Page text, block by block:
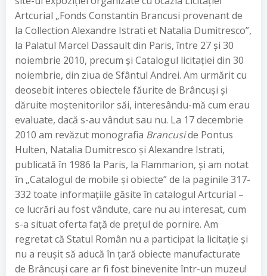
Artcurial „Fonds Constantin Brancusi provenant de
la Collection Alexandre Istrati et Natalia Dumitresco”,
la Palatul Marcel Dassault din Paris, între 27 și 30
noiembrie 2010, precum și Catalogul licitației din 30
noiembrie, din ziua de Sfântul Andrei. Am urmărit cu
deosebit interes obiectele făurite de Brâncuși și
dăruite moștenitorilor săi, interesându-mă cum erau
evaluate, dacă s-au vândut sau nu. La 17 decembrie
2010 am revăzut monografia Brancuside Pontus
Hulten, Natalia Dumitresco și Alexandre Istrati,
publicată în 1986 la Paris, la Flammarion, și am notat
în „Catalogul de mobile și obiecte” de la paginile 317-
332 toate informațiile găsite în catalogul Artcurial –
ce lucrări au fost vândute, care nu au interesat, cum
s-a situat oferta față de prețul de pornire. Am
regretat că Statul Român nu a participat la licitație și
nu a reușit să aducă în țară obiecte manufacturate
de Brâncuși care ar fi fost binevenite într-un muzeu!